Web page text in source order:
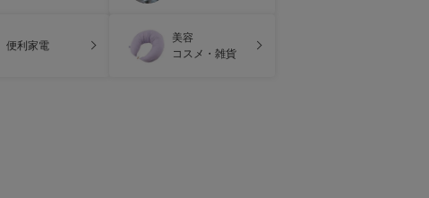
便利家電
美容
コスメ・雑貨